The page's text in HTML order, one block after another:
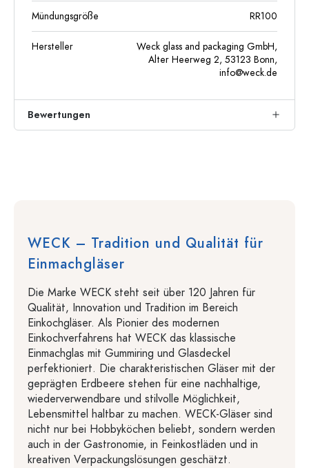
Mündungsgröße RR100
Hersteller
Weck glass and packaging GmbH,
Alter Heerweg 2, 53123 Bonn,
info@weck.de
Bewertungen
WECK – Tradition und Qualität für
Einmachgläser
Die Marke WECK steht seit über 120 Jahren für
Qualität, Innovation und Tradition im Bereich
Einkochgläser. Als Pionier des modernen
Einkochverfahrens hat WECK das klassische
Einmachglas mit Gummiring und Glasdeckel
perfektioniert. Die charakteristischen Gläser mit der
geprägten Erdbeere stehen für eine nachhaltige,
wiederverwendbare und stilvolle Möglichkeit,
Lebensmittel haltbar zu machen. WECK-Gläser sind
nicht nur bei Hobbyköchen beliebt, sondern werden
auch in der Gastronomie, in Feinkostläden und in
kreativen Verpackungslösungen geschätzt.